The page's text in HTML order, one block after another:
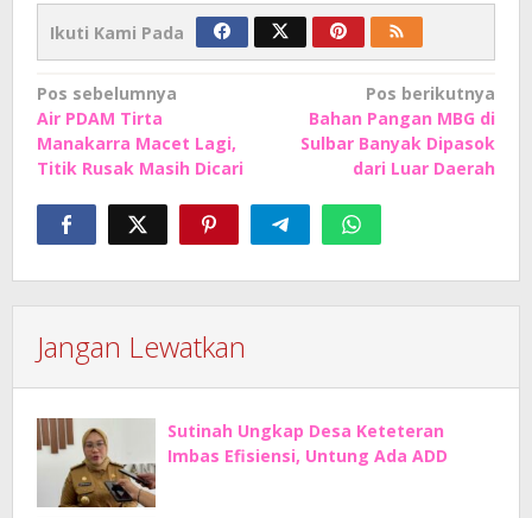
Ikuti Kami Pada
Navigasi
pos
Pos sebelumnya
Air PDAM Tirta
Manakarra Macet Lagi,
Titik Rusak Masih Dicari
Pos berikutnya
Bahan Pangan MBG di
Sulbar Banyak Dipasok
dari Luar Daerah
Jangan Lewatkan
Sutinah Ungkap Desa Keteteran
Imbas Efisiensi, Untung Ada ADD